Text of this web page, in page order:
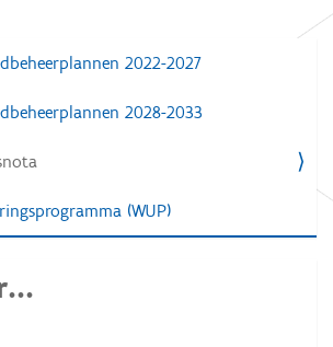
2022-2027
2028-2033
(WUP)